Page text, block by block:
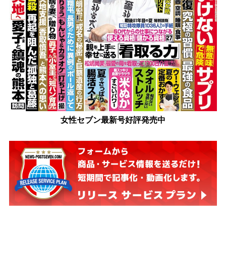
女性セブン最新号好評発売中